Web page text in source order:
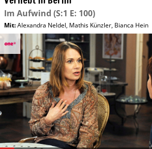
Im Aufwind (S:1 E: 100)
Mit:Alexandra Neldel, Mathis Künzler, Bianca Hein